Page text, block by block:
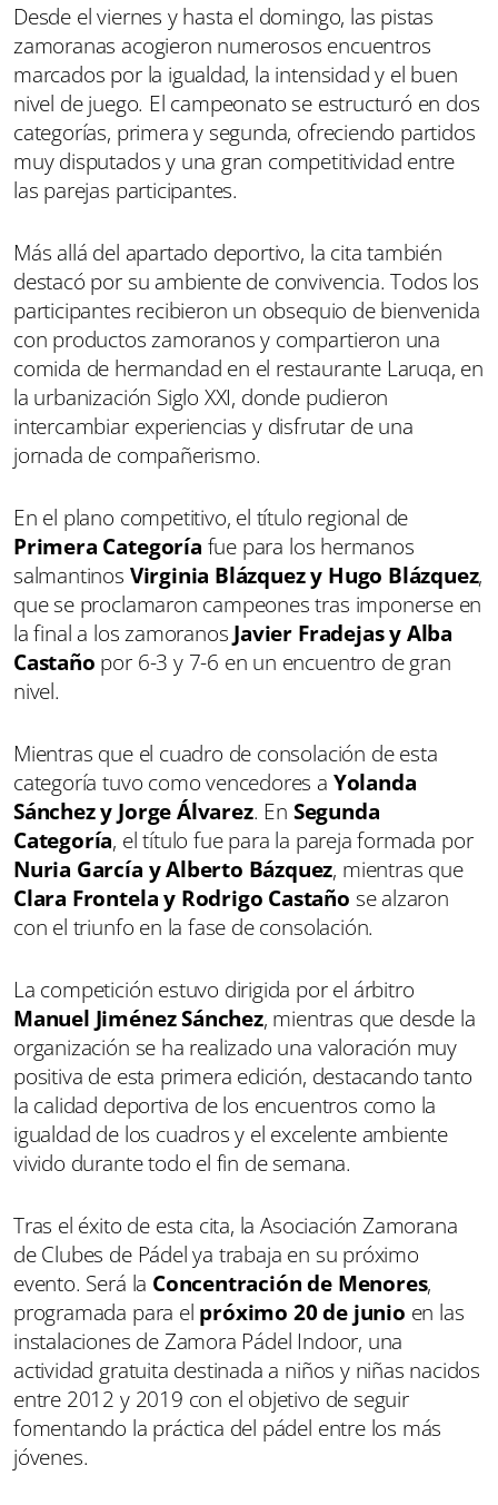
Desde el viernes y hasta el domingo, las pistas
zamoranas acogieron numerosos encuentros
marcados por la igualdad, la intensidad y el buen
nivel de juego. El campeonato se estructuró en dos
categorías, primera y segunda, ofreciendo partidos
muy disputados y una gran competitividad entre
las parejas participantes.
Más allá del apartado deportivo, la cita también
destacó por su ambiente de convivencia. Todos los
participantes recibieron un obsequio de bienvenida
con productos zamoranos y compartieron una
comida de hermandad en el restaurante Laruqa, en
la urbanización Siglo XXI, donde pudieron
intercambiar experiencias y disfrutar de una
jornada de compañerismo.
En el plano competitivo, el título regional de
Primera Categoría fue para los hermanos
salmantinos Virginia Blázquez y Hugo Blázquez,
que se proclamaron campeones tras imponerse en
la final a los zamoranos Javier Fradejas y Alba
Castaño por 6-3 y 7-6 en un encuentro de gran
nivel.
Mientras que el cuadro de consolación de esta
categoría tuvo como vencedores a Yolanda
Sánchez y Jorge Álvarez. En Segunda
Categoría, el título fue para la pareja formada por
Nuria García y Alberto Bázquez, mientras que
Clara Frontela y Rodrigo Castaño se alzaron
con el triunfo en la fase de consolación.
La competición estuvo dirigida por el árbitro
Manuel Jiménez Sánchez, mientras que desde la
organización se ha realizado una valoración muy
positiva de esta primera edición, destacando tanto
la calidad deportiva de los encuentros como la
igualdad de los cuadros y el excelente ambiente
vivido durante todo el fin de semana.
Tras el éxito de esta cita, la Asociación Zamorana
de Clubes de Pádel ya trabaja en su próximo
evento. Será la Concentración de Menores,
programada para el próximo 20 de junio en las
instalaciones de Zamora Pádel Indoor, una
actividad gratuita destinada a niños y niñas nacidos
entre 2012 y 2019 con el objetivo de seguir
fomentando la práctica del pádel entre los más
jóvenes.